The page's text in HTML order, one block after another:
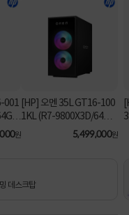
001
3 원
[HP] 오멘 35L GT16-100
1KL (R7-9800X3D/64G
B/1TB/RTX5080/FD) [기
5,499,000원
데스크탑